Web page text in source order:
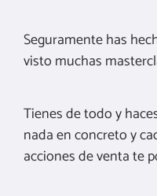
Seguramente has
visto muchas
Tienes de todo y
nada en concreto y
acciones de venta te